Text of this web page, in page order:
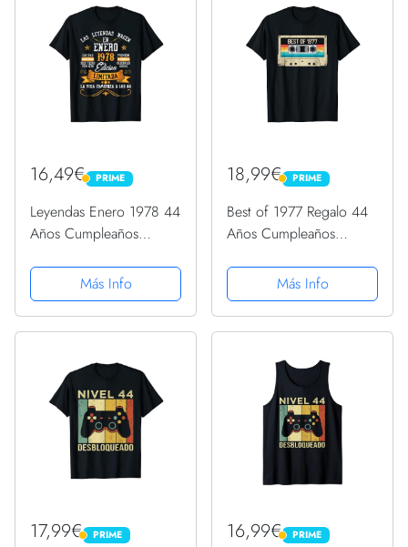
16,49€ PRIME
PRIME
Leyendas Enero 1978 44
Años Cumpleaños
Más Info
18,99€ PRIME
PRIME
Best of 1977 Regalo 44
Años Cumpleaños
CamisetaMás Info
17,99€ PRIME
PRIME 16,99€ PRIME
PRIME